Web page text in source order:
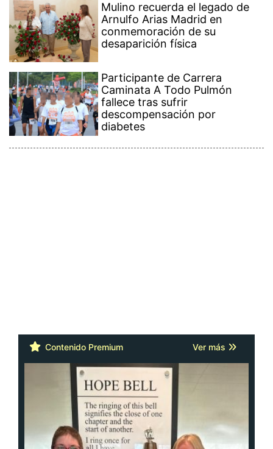
Mulino recuerda el legado de
Arnulfo Arias Madrid en
conmemoración de su
desaparición física
Participante de Carrera
Caminata A Todo Pulmón
fallece tras sufrir
descompensación por
diabetes
Contenido Premium Ver más